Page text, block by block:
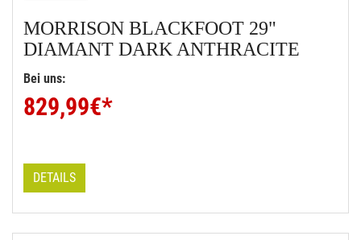
MORRISON BLACKFOOT 29"
DIAMANT DARK ANTHRACITE
Bei uns:
829,99€*
DETAILS